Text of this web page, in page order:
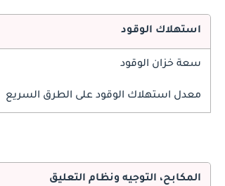
استهلاك الوقود
سعة خزان الوقود
معدل استهلاك الوقود على الطرق السريع
المكابح، التوجيه ونظام التعليق